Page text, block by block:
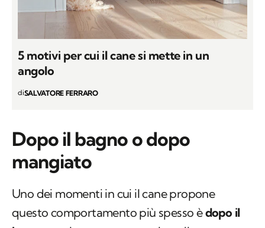
5 motivi per cui il cane si mette in un
angolo
diSALVATORE FERRARO
Dopo il bagno o dopo
mangiato
Uno dei momenti in cui il cane propone
questo comportamento più spesso èdopo il